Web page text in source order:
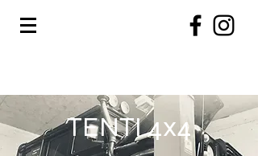
TENTI 4x4